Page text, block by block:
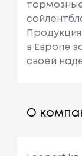
тормозные
в Европе
своей
О